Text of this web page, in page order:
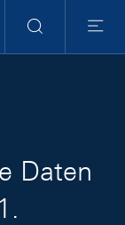
Suche
Menu
Daten